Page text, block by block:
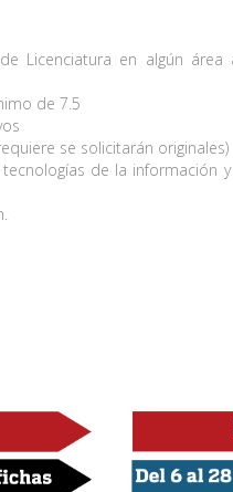
Licenciatura en algún área
de 7.5
se solicitarán originales)
de la información